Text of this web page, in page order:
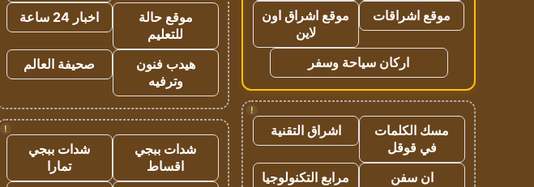
موقع اشراقات
موقع اشراق اون
لاين
اركان سياحة وسفر
!
مسك الكلمات
في قوقل
اشراق التقنية
ان سفن
مرابع التكنولوجيا
موقع حالة
للتعليم
اخبار 24 ساعة
هيدب فنون
وترفيه
صحيفة العالم
!
شدات ببجي
اقساط
شدات ببجي
تمارا